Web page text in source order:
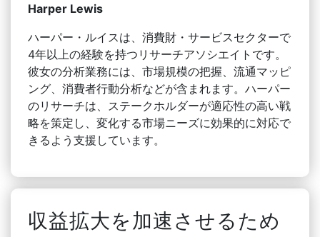
Harper Lewis
ハーパー・ルイスは、消費財・サービスセクターで
4年以上の経験を持つリサーチアソシエイトです。
彼女の分析業務には、市場規模の把握、流通マッピ
ング、消費者行動分析などが含まれます。ハーパー
のリサーチは、ステークホルダーが適応性の高い戦
略を策定し、変化する市場ニーズに効果的に対応で
きるよう支援しています。
収益拡大を加速させるため